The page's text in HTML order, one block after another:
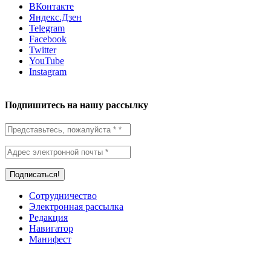
ВКонтакте
Яндекс.Дзен
Telegram
Facebook
Twitter
YouTube
Instagram
Подпишитесь на нашу рассылку
Сотрудничество
Электронная рассылка
Редакция
Навигатор
Манифест